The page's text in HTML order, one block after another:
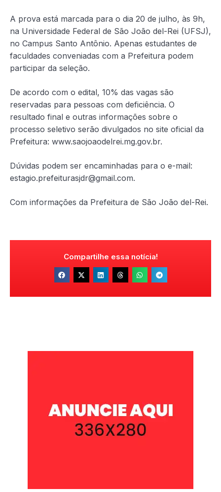
A prova está marcada para o dia 20 de julho, às 9h,
na Universidade Federal de São João del-Rei (UFSJ),
no Campus Santo Antônio. Apenas estudantes de
faculdades conveniadas com a Prefeitura podem
participar da seleção.
De acordo com o edital, 10% das vagas são
reservadas para pessoas com deficiência. O
resultado final e outras informações sobre o
processo seletivo serão divulgados no site oficial da
Prefeitura: www.saojoaodelrei.mg.gov.br.
Dúvidas podem ser encaminhadas para o e-mail:
estagio.prefeiturasjdr@gmail.com.
Com informações da Prefeitura de São João del-Rei.
Compartilhe essa notícia!